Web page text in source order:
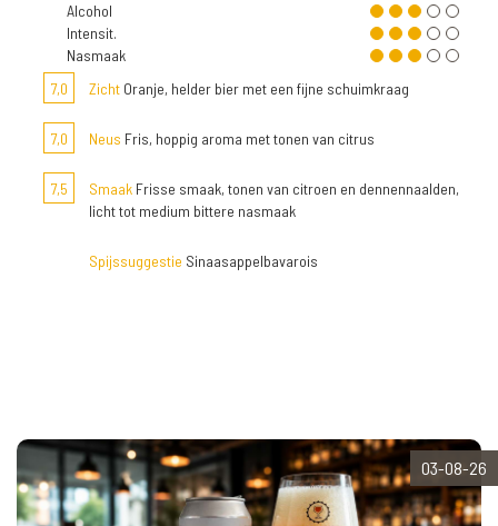
Alcohol
Intensit.
Nasmaak
7,0
Zicht Oranje, helder bier met een fijne schuimkraag
7,0 Neus Fris, hoppig aroma met tonen van citrus
7,5 Smaak Frisse smaak, tonen van citroen en dennennaalden,
licht tot medium bittere nasmaak
Spijssuggestie Sinaasappelbavarois
03-08-26